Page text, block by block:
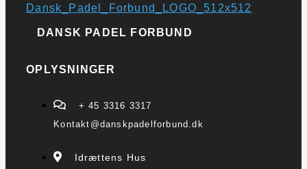
DANSK PADEL FORBUND
OPLYSNINGER
+ 45 3316 3317
Kontakt@danskpadelforbund.dk
Idrættens Hus